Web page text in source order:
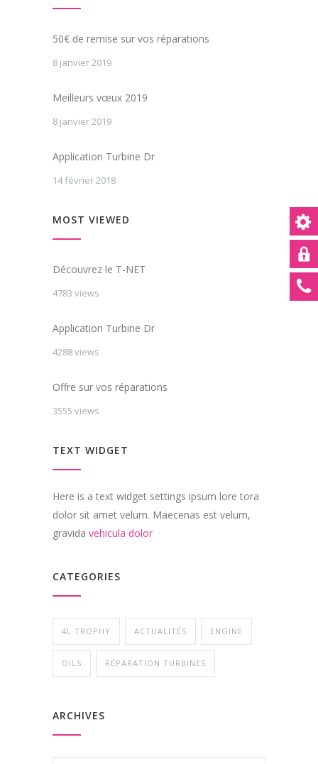
50€ de remise sur vos réparations
8 janvier 2019
Meilleurs vœux 2019
8 janvier 2019
Application Turbine Dr
14 février 2018
MOST VIEWED
Découvrez le T-NET
4783 views
Application Turbine Dr
4288 views
Offre sur vos réparations
3555 views
TEXT WIDGET
Here is a text widget settings ipsum lore tora
dolor sit amet velum. Maecenas est velum,
gravida vehicula dolor
CATEGORIES
4L TROPHY ACTUALITÉS ENGINE
OILS RÉPARATION TURBINES
ARCHIVES